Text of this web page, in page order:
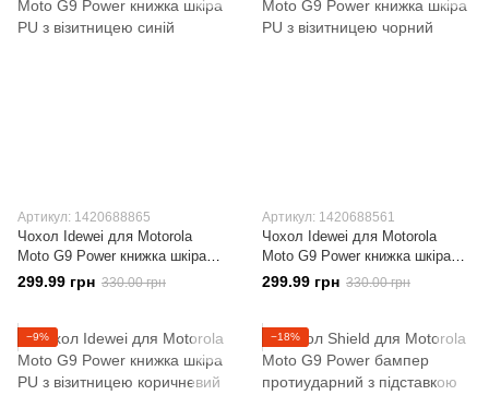
Артикул: 1420688865
Чохол Idewei для Motorola
Moto G9 Power книжка шкіра
PU з візитницею синій
299.99 грн 330.00 грн
Артикул: 1420688561
Чохол Idewei для Motorola
Moto G9 Power книжка шкіра
PU з візитницею чорний
299.99 грн 330.00 грн
−9% −18%